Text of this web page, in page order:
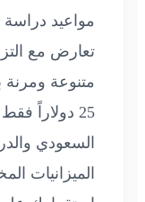
مواعيد
تعارض مع
متنوعة ومرنة
25 دولاراً
السعودي
الميزانيات